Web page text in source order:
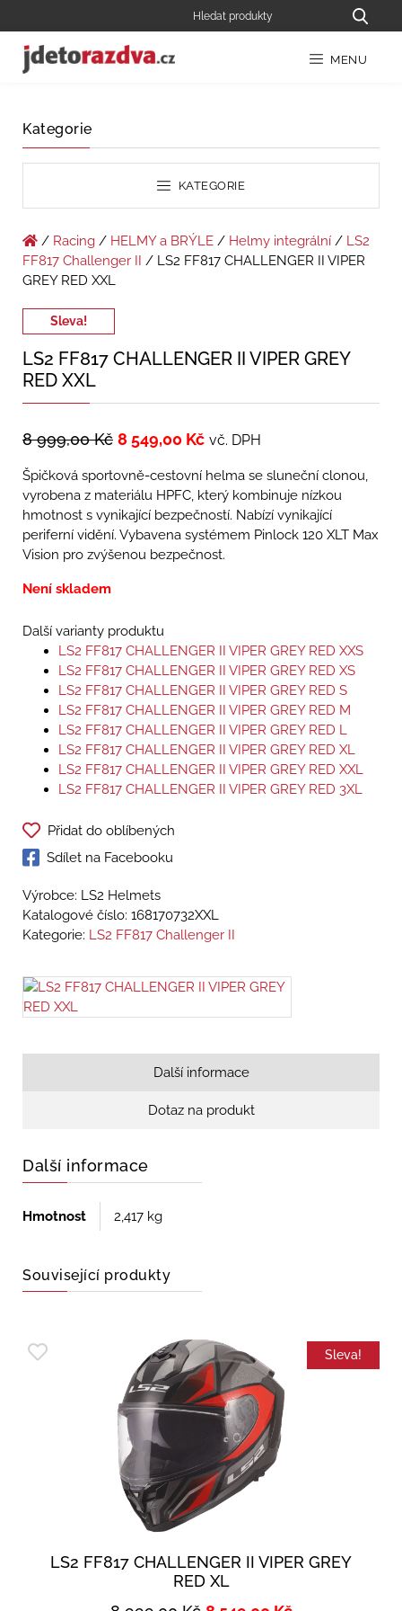
MENU
Kategorie
KATEGORIE
/ Racing / HELMY a BRÝLE / Helmy integrální / LS2
FF817 Challenger II
/ LS2 FF817 CHALLENGER II VIPER
GREY RED XXL
Sleva!
LS2 FF817 CHALLENGER II VIPER GREY
RED XXL
8 999,00Kč 8 549,00 Kč vč. DPH
Špičková sportovně-cestovní helma se sluneční clonou,
vyrobena z materiálu HPFC, který kombinuje nízkou
hmotnost s vynikající bezpečností. Nabízí vynikající
periferní vidění. Vybavena systémem Pinlock 120 XLT Max
Vision pro zvýšenou bezpečnost.
Není skladem
Další varianty produktu
LS2 FF817 CHALLENGER II VIPER GREY RED XXS
LS2 FF817 CHALLENGER II VIPER GREY RED XS
LS2 FF817 CHALLENGER II VIPER GREY RED S
LS2 FF817 CHALLENGER II VIPER GREY RED M
LS2 FF817 CHALLENGER II VIPER GREY RED L
LS2 FF817 CHALLENGER II VIPER GREY RED XL
LS2 FF817 CHALLENGER II VIPER GREY RED XXL
LS2 FF817 CHALLENGER II VIPER GREY RED 3XL
Přidat do oblíbených
Sdílet na Facebooku
Výrobce: LS2 Helmets
Katalogové číslo: 168170732XXL
Kategorie: LS2 FF817 Challenger II
Další informace
Dotaz na produkt
Další informace
Hmotnost 2,417 kg
Související produkty
Sleva!
LS2 FF817 CHALLENGER II VIPER GREY
RED XL